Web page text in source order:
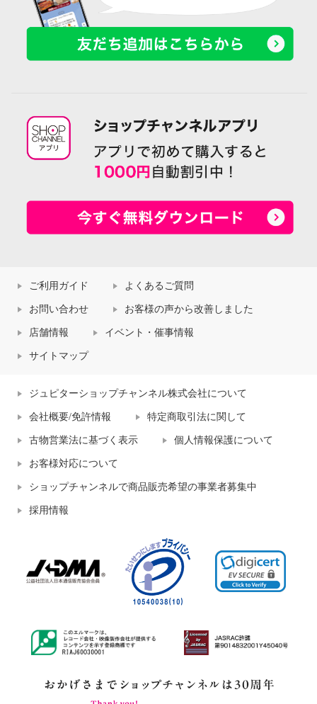
ご利用ガイド よくあるご質問
お問い合わせ お客様の声から改善しました
店舗情報 イベント・催事情報
サイトマップ
ジュピターショップチャンネル株式会社について
会社概要/免許情報 特定商取引法に関して
古物営業法に基づく表示 個人情報保護について
お客様対応について
ショップチャンネルで商品販売希望の事業者募集中
採用情報